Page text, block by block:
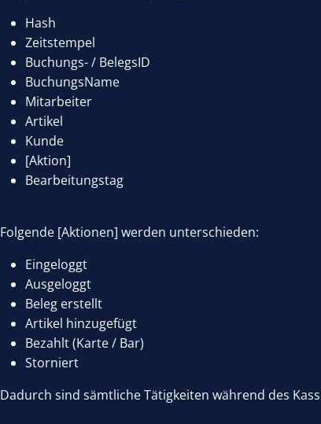
Hash
Zeitstempel
Buchungs- / BelegsID
BuchungsName
Mitarbeiter
Artikel
Kunde
[Aktion]
Bearbeitungstag
Folgende [Aktionen] werden unterschieden:
Eingeloggt
Ausgeloggt
Beleg erstellt
Artikel hinzugefügt
Bezahlt (Karte / Bar)
Storniert
Dadurch sind sämtliche Tätigkeiten während des